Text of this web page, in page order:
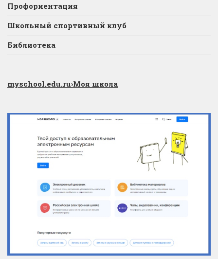
Профориентация
Школьный спортивный клуб
Библиотека
myschool.edu.ru›Моя школа